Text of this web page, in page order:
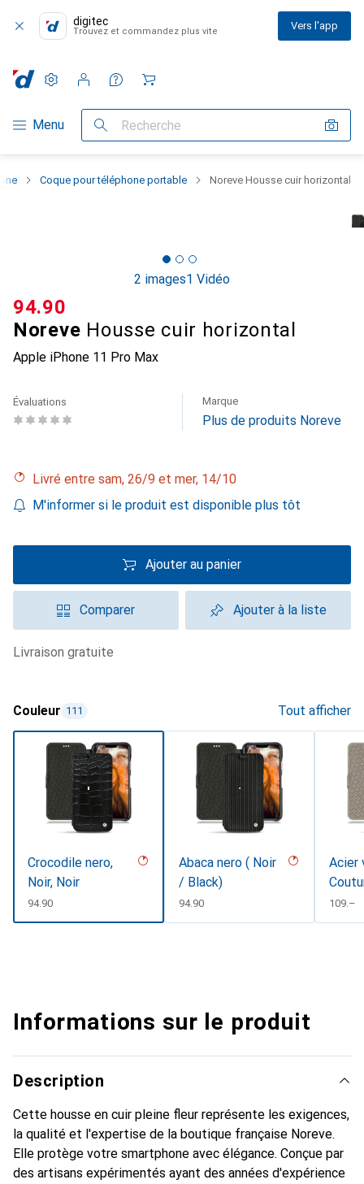
digitec
Trouvez et commandez plus vite Vers l'app
Navigation par catégorie
Menu Recherche
Paramètres
Compte client
Listes de comparaison
Listes d'envies
Panier
Coque pour téléphone portable Noreve Housse cuir horizontal
2 images1 Vidéo
Noreve Housse cuir horizontal
Apple iPhone 11 Pro Max
CHF
94.90
Évaluations Marque
Plus de produits Noreve
Livré entre sam, 26/9 et mer, 14/10
M'informer si le produit est disponible plus tôt
Ajouter au panier
Comparer Ajouter à la liste
livraison gratuite
Couleur 111 Tout afficher
Crocodile nero,
Noir, Noir
CHF
94.90
Abaca nero ( Noir
/ Black)
CHF
94.90
Acier
CHF
109.–
Informations sur le produit
Description
Cette housse en cuir pleine fleur représente les exigences,
la qualité et l'expertise de la boutique française Noreve.
Elle protège votre smartphone avec élégance. Conçue par
des artisans expérimentés ayant des années d'expérience